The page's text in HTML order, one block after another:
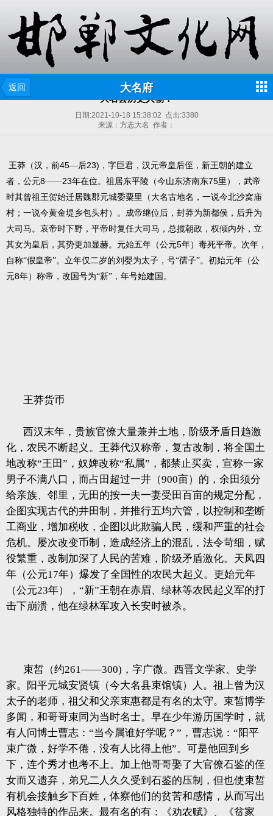
返回 大名府
大名县历史人物！
日期:2021-10-18 15:38:02 点击:3380
来源：方志大名 作者：
王莽（汉，前45—后23) ，字巨君，汉元帝皇后侄，新王朝的建立
者，公元8——23年在位。祖居东平陵（今山东济南东75里），武帝
时其曾祖王贺始迁居魏郡元城委粟里（大名古地名，一说今北沙窝庙
村；一说今黄金堤乡包头村）。成帝继位后，封莽为新都侯，后升为
大司马。哀帝时下野，平帝时复任大司马，总揽朝政，权倾内外，立
其女为皇后，其势更加显赫。元始五年（公元5年）毒死平帝。次年，
自称“假皇帝”。立年仅二岁的刘婴为太子，号“孺子”。初始元年（公
元8年）称帝，改国号为“新”，年号始建国。
王莽货币
西汉末年，贵族官僚大量兼并土地，阶级矛盾日趋激
化，农民不断起义。王莽代汉称帝，复古改制，将全国土
地改称“王田”，奴婢改称“私属”，都禁止买卖，宣称一家
男子不满八口，而占田超过一井（900亩）的，余田须分
给亲族、邻里，无田的按一夫一妻受田百亩的规定分配，
企图实现古代的井田制，并推行五均六管，以控制和垄断
工商业，增加税收，企图以此欺骗人民，缓和严重的社会
危机。屡次改变币制，造成经济上的混乱，法令苛细，赋
役繁重，改制加深了人民的苦难，阶级矛盾激化。天凤四
年（公元17年）爆发了全国性的农民大起义。更始元年
（公元23年），“新”王朝在赤眉、绿林等农民起义军的打
击下崩溃，他在绿林军攻入长安时被杀。
束皙（约261——300)，字广微。西晋文学家、史学
家。阳平元城安贤镇（今大名县束馆镇）人。祖上曾为汉
太子的老师，祖父和父亲束惠都是有名的太守。束皙博学
多闻，和哥哥束同为当时名士。早在少年游历国学时，就
有人问博士曹志：“当今属谁好学呢？”，曹志说：“阳平
束广微，好学不倦，没有人比得上他”。可是他回到乡
下，连个秀才也考不上。加上他哥哥娶了大官僚石鉴的侄
女而又遗弃，弟兄二人久久受到石鉴的压制，但也使束皙
有机会接触乡下百姓，体察他们的贫苦和感情，从而写出
风格独特的作品来。最有名的有：《劝农赋》、《贫家